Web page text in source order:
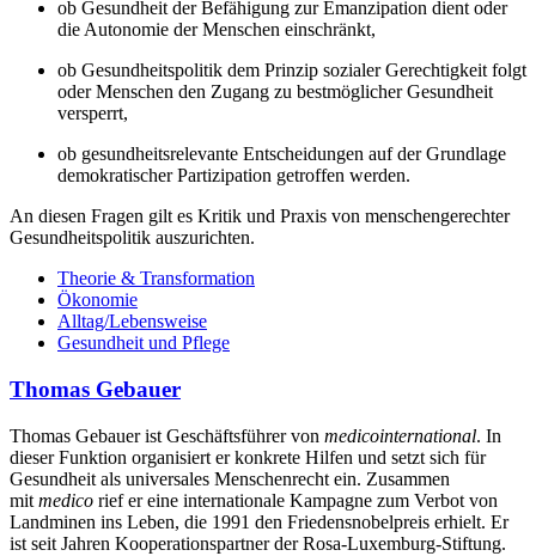
ob Gesundheit der Befähigung zur Emanzipation dient oder
die Autonomie der Menschen einschränkt,
ob Gesundheitspolitik dem Prinzip sozialer Gerechtigkeit folgt
oder Menschen den Zugang zu bestmöglicher Gesundheit
versperrt,
ob gesundheitsrelevante Entscheidungen auf der Grundlage
demokratischer Partizipation getroffen werden.
An diesen Fragen gilt es Kritik und Praxis von menschengerechter
Gesundheitspolitik auszurichten.
Theorie & Transformation
Ökonomie
Alltag/Lebensweise
Gesundheit und Pflege
Thomas Gebauer
Thomas Gebauer ist Geschäftsführer von medicointernational. In
dieser Funktion organisiert er konkrete Hilfen und setzt sich für
Gesundheit als universales Menschenrecht ein. Zusammen
mit medico rief er eine internationale Kampagne zum Verbot von
Landminen ins Leben, die 1991 den Friedensnobelpreis erhielt. Er
ist seit Jahren Kooperationspartner der Rosa-Luxemburg-Stiftung.